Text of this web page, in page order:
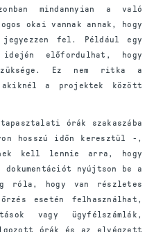
mindannyian a való
okai vannak annak, hogy
fel. Például egy
előfordulhat, hogy
Ez nem ritka a
akiknél a projektek között
órák szakaszába
hosszú időn keresztül -,
kell lennie arra, hogy
nyújtson be a
róla, hogy van részletes
esetén felhasználhat,
vagy ügyfélszámlák,
órák és az elvégzett